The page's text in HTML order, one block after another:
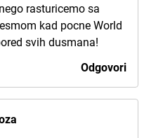
rasturicemo sa
kad pocne World
svih dusmana!
Odgovori